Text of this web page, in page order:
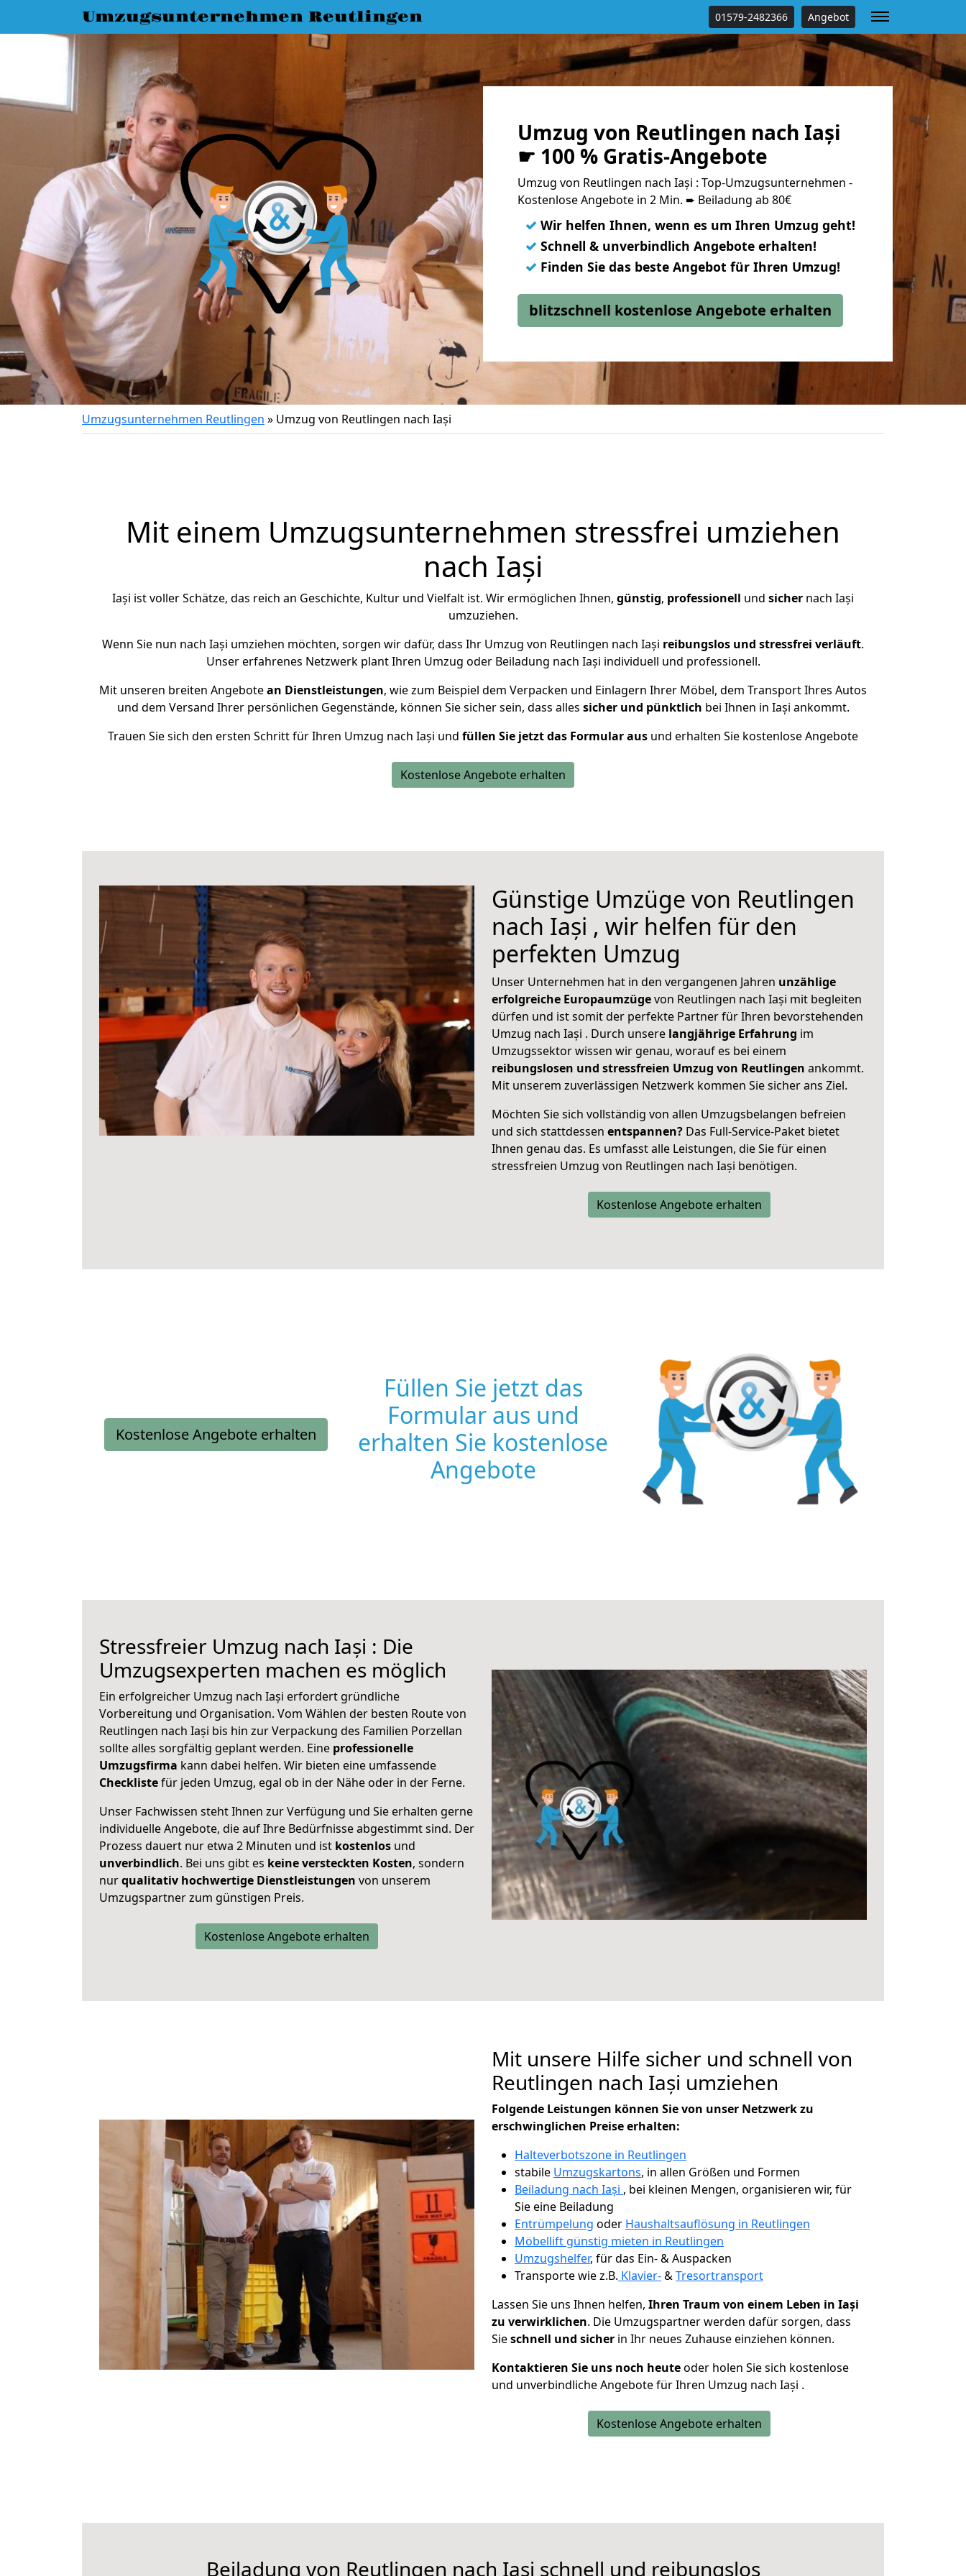
Umzugsunternehmen Reutlingen 01579-2482366 Angebot
Umzug von Reutlingen nach Iași
☛ 100 % Gratis-Angebote
Umzug von Reutlingen nach Iași : Top-Umzugsunternehmen -
Kostenlose Angebote in 2 Min. ➨ Beiladung ab 80€
✓ Wir helfen Ihnen, wenn es um Ihren Umzug geht!
✓ Schnell & unverbindlich Angebote erhalten!
✓ Finden Sie das beste Angebot für Ihren Umzug!
blitzschnell kostenlose Angebote erhalten
Umzugsunternehmen Reutlingen » Umzug von Reutlingen nach Iași
Mit einem Umzugsunternehmen stressfrei umziehen
nach Iași
Iași ist voller Schätze, das reich an Geschichte, Kultur und Vielfalt ist. Wir ermöglichen Ihnen, günstig, professionell und sicher nach Iași
umzuziehen.
Wenn Sie nun nach Iași umziehen möchten, sorgen wir dafür, dass Ihr Umzug von Reutlingen nach Iași reibungslos und stressfrei verläuft.
Unser erfahrenes Netzwerk plant Ihren Umzug oder Beiladung nach Iași individuell und professionell.
Mit unseren breiten Angebotean Dienstleistungen, wie zum Beispiel dem Verpacken und Einlagern Ihrer Möbel, dem Transport Ihres Autos
und dem Versand Ihrer persönlichen Gegenstände, können Sie sicher sein, dass alles sicher und pünktlich bei Ihnen in Iași ankommt.
Trauen Sie sich den ersten Schritt für Ihren Umzug nach Iași und füllen Sie jetzt das Formular aus und erhalten Sie kostenlose Angebote
Kostenlose Angebote erhalten
Günstige Umzüge von Reutlingen
nach Iași , wir helfen für den
perfekten Umzug
Unser Unternehmen hat in den vergangenen Jahren unzählige
erfolgreiche Europaumzügevon Reutlingen nach Iași mit begleiten
dürfen und ist somit der perfekte Partner für Ihren bevorstehenden
Umzug nach Iași . Durch unsere langjährige Erfahrung im
Umzugssektor wissen wir genau, worauf es bei einem
reibungslosen und stressfreien Umzug von Reutlingen ankommt.
Mit unserem zuverlässigen Netzwerk kommen Sie sicher ans Ziel.
Möchten Sie sich vollständig von allen Umzugsbelangen befreien
und sich stattdessen entspannen? Das Full-Service-Paket bietet
Ihnen genau das. Es umfasst alle Leistungen, die Sie für einen
stressfreien Umzug von Reutlingen nach Iași benötigen.
Kostenlose Angebote erhalten
Kostenlose Angebote erhalten
Füllen Sie jetzt das
Formular aus und
erhalten Sie kostenlose
Angebote
Stressfreier Umzug nach Iași : Die
Umzugsexperten machen es möglich
Ein erfolgreicher Umzug nach Iași erfordert gründliche
Vorbereitung und Organisation. Vom Wählen der besten Route von
Reutlingen nach Iași bis hin zur Verpackung des Familien Porzellan
sollte alles sorgfältig geplant werden. Eine professionelle
Umzugsfirma kann dabei helfen. Wir bieten eine umfassende
Checklistefür jeden Umzug, egal ob in der Nähe oder in der Ferne.
Unser Fachwissen steht Ihnen zur Verfügung und Sie erhalten gerne
individuelle Angebote, die auf Ihre Bedürfnisse abgestimmt sind. Der
Prozess dauert nur etwa 2 Minuten und ist kostenlos und
unverbindlich. Bei uns gibt es keine versteckten Kosten, sondern
nurqualitativ hochwertige Dienstleistungen von unserem
Umzugspartner zum günstigen Preis.
Kostenlose Angebote erhalten
Mit unsere Hilfe sicher und schnell von
Reutlingen nach Iași umziehen
Folgende Leistungen können Sie von unser Netzwerk zu
erschwinglichen Preise erhalten:
Halteverbotszone in Reutlingen
stabile Umzugskartons, in allen Größen und Formen
Beiladung nach Iași , bei kleinen Mengen, organisieren wir, für
Sie eine Beiladung
Entrümpelung oder Haushaltsauflösung in Reutlingen
Möbellift günstig mieten in Reutlingen
Umzugshelfer, für das Ein- & Auspacken
Transporte wie z.B. Klavier-&Tresortransport
Lassen Sie uns Ihnen helfen, Ihren Traum von einem Leben in Iași
zu verwirklichen. Die Umzugspartner werden dafür sorgen, dass
Sieschnell und sicher in Ihr neues Zuhause einziehen können.
Kontaktieren Sie uns noch heuteoder holen Sie sich kostenlose
und unverbindliche Angebote für Ihren Umzug nach Iași .
Kostenlose Angebote erhalten
Beiladung von Reutlingen nach Iași schnell und reibungslos